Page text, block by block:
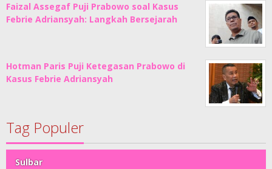
Faizal Assegaf Puji Prabowo soal Kasus
Febrie Adriansyah: Langkah Bersejarah
Hotman Paris Puji Ketegasan Prabowo di
Kasus Febrie Adriansyah
Tag Populer
Sulbar